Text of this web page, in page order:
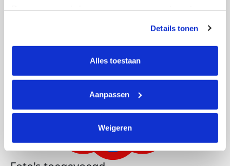
tonen. Je kunt je toestemming op elk moment wijzigen of
intrekken via Cookie instellingen onderaan de pagina. De
lijst met cookies is te vinden in het tabblad “details”.
Details tonen
Alles toestaan
Aanpassen
Weigeren